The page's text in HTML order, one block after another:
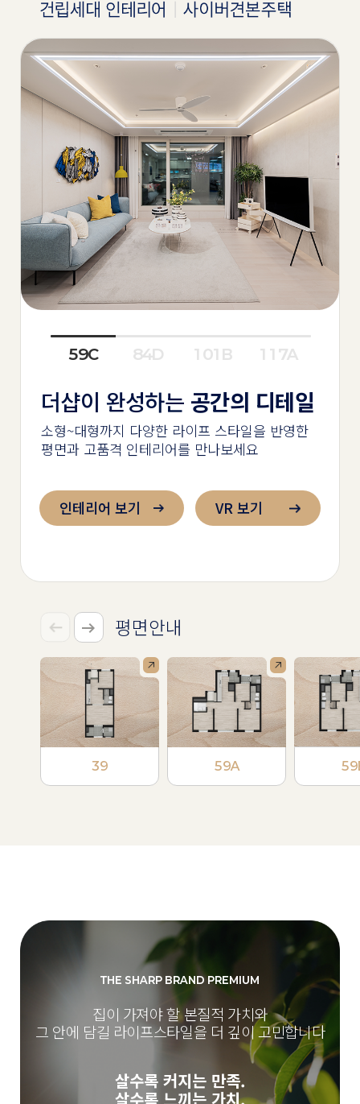
인테리어 보기 VR 보기
더샵이 완성하는 공간의 디테일
소형~대형까지 다양한 라이프 스타일을 반영한
평면과 고품격 인테리어를 만나보세요
59C 84D 101B 117A
평면안내
39 59A
THE SHARP BRAND PREMIUM
집이 가져야 할 본질적 가치와
그 안에 담길 라이프스타일을 더 깊이 고민합니다
살수록 커지는 만족.
살수록 느끼는 가치.